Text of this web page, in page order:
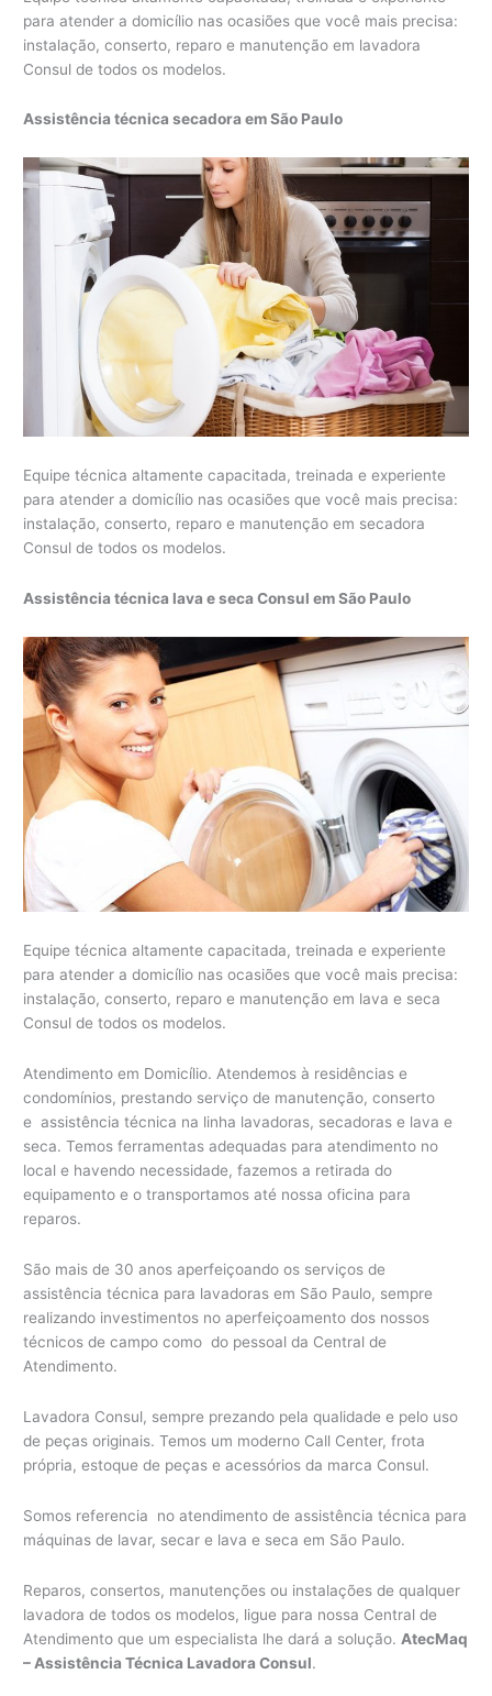
para atender a domicílio nas ocasiões que você mais precisa:
instalação, conserto, reparo e manutenção em lavadora
Consul de todos os modelos.
Assistência técnica secadora em São Paulo
Equipe técnica altamente capacitada, treinada e experiente
para atender a domicílio nas ocasiões que você mais precisa:
instalação, conserto, reparo e manutenção em secadora
Consul de todos os modelos.
Assistência técnica lava e seca Consul em São Paulo
Equipe técnica altamente capacitada, treinada e experiente
para atender a domicílio nas ocasiões que você mais precisa:
instalação, conserto, reparo e manutenção em lava e seca
Consul de todos os modelos.
Atendimento em Domicílio. Atendemos à residências e
condomínios, prestando serviço de manutenção, conserto
e assistência técnica na linha lavadoras, secadoras e lava e
seca. Temos ferramentas adequadas para atendimento no
local e havendo necessidade, fazemos a retirada do
equipamento e o transportamos até nossa oficina para
reparos.
São mais de 30 anos aperfeiçoando os serviços de
assistência técnica para lavadoras em São Paulo, sempre
realizando investimentos no aperfeiçoamento dos nossos
técnicos de campo como do pessoal da Central de
Atendimento.
Lavadora Consul, sempre prezando pela qualidade e pelo uso
de peças originais. Temos um moderno Call Center, frota
própria, estoque de peças e acessórios da marca Consul.
Somos referencia no atendimento de assistência técnica para
máquinas de lavar, secar e lava e seca em São Paulo.
Reparos, consertos, manutenções ou instalações de qualquer
lavadora de todos os modelos, ligue para nossa Central de
Atendimento que um especialista lhe dará a solução. AtecMaq
– Assistência Técnica Lavadora Consul.